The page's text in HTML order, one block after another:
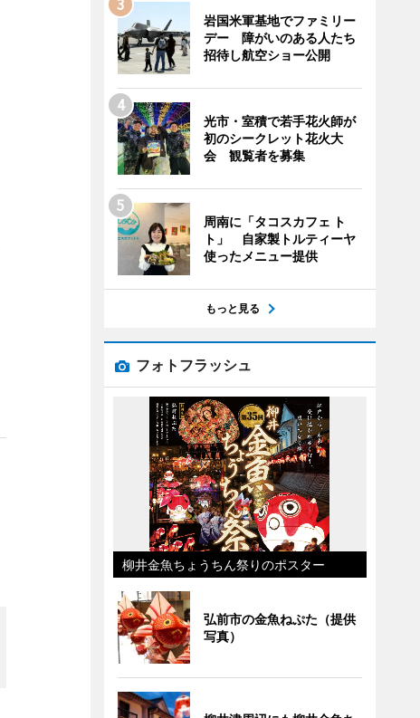
岩国米軍基地でファミリー
デー 障がいのある人たち
招待し航空ショー公開
光市・室積で若手花火師が
初のシークレット花火大
会 観覧者を募集
周南に「タコスカフェ ト
ト」 自家製トルティーヤ
使ったメニュー提供
もっと見る
フォトフラッシュ
柳井金魚ちょうちん祭りのポスター
弘前市の金魚ねぷた（提供
写真）